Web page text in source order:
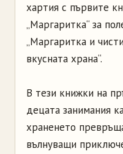
хартия с първите
„Маргаритка“ за
„Маргаритка и
вкусната храна“.
В тези книжки на
децата занимания
храненето
вълнуващи